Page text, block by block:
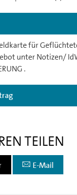
für
unter Notizen/ IdW
.
TEILEN
E-Mail